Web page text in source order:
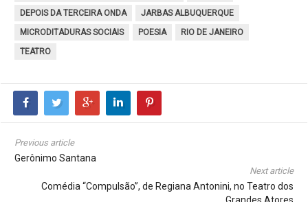
DEPOIS DA TERCEIRA ONDA
JARBAS ALBUQUERQUE
MICRODITADURAS SOCIAIS
POESIA
RIO DE JANEIRO
TEATRO
Previous article
Gerônimo Santana
Next article
Comédia “Compulsão”, de Regiana Antonini, no Teatro dos
Grandes Atores